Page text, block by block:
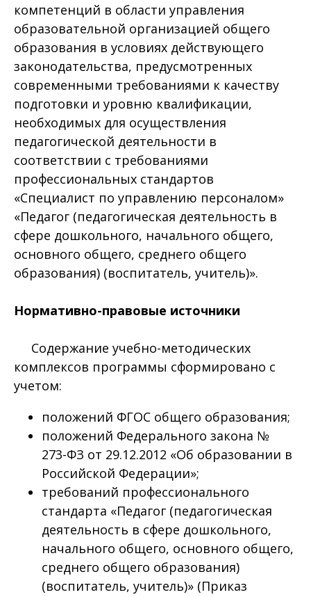
компетенций в области управления
образовательной организацией общего
образования в условиях действующего
законодательства, предусмотренных
современными требованиями к качеству
подготовки и уровню квалификации,
необходимых для осуществления
педагогической деятельности в
соответствии с требованиями
профессиональных стандартов
«Специалист по управлению персоналом»
«Педагог (педагогическая деятельность в
сфере дошкольного, начального общего,
основного общего, среднего общего
образования) (воспитатель, учитель)».
Нормативно-правовые источники
Содержание учебно-методических
комплексов программы сформировано с
учетом:
положений ФГОС общего образования;
положений Федерального закона №
273-ФЗ от 29.12.2012 «Об образовании в
Российской Федерации»;
требований профессионального
стандарта «Педагог (педагогическая
деятельность в сфере дошкольного,
начального общего, основного общего,
среднего общего образования)
(воспитатель, учитель)» (Приказ